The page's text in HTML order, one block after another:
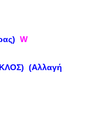
W
(Αλλαγή